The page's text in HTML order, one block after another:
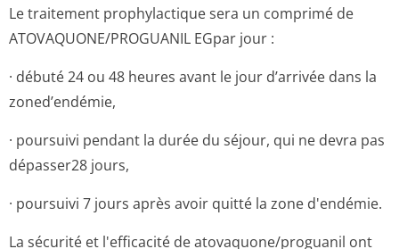
Le traitement prophylactique sera un comprimé de
ATOVAQUONE/PRO­GUANIL EGpar jour :
· débuté 24 ou 48 heures avant le jour d’arrivée dans la
zoned’endémie,
· poursuivi pendant la durée du séjour, qui ne devra pas
dépasser28 jours,
· poursuivi 7 jours après avoir quitté la zone d'endémie.
La sécurité et l'efficacité de atovaquone/pro­guanil ont